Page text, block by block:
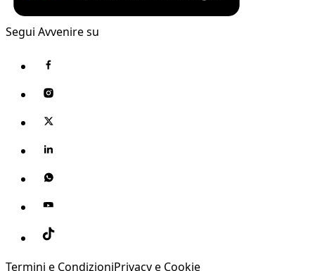
Segui Avvenire su
Termini e CondizioniPrivacy e Cookie